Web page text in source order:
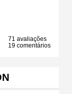
71 avaliações
19 comentários